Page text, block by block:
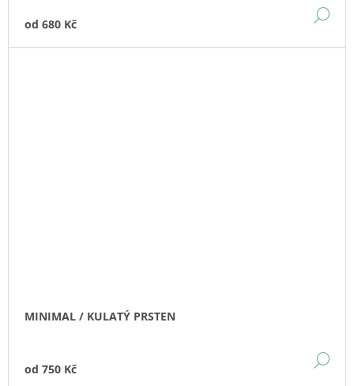
od 680 Kč
MINIMAL / KULATÝ PRSTEN
od 750 Kč